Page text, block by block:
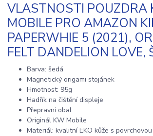
VLASTNOSTI POUZDRA
MOBILE PRO AMAZON
PAPERWHIE 5 (2021),
FELT DANDELION LOVE,
Barva: šedá
Magnetický origami stojánek
Hmotnost: 95g
Hadřík na čištění displeje
Přepravní obal
Originál KW Mobile
Materiál: kvalitní EKO kůže s